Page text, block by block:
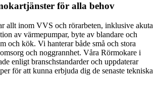
för alla behov
allt inom VVS och rörarbeten, inklusive akuta
av värmepumpar, byte av blandare och
och kök. Vi hanterar både små och stora
och noggrannhet. Våra Rörmokare i
enligt branschstandarder och uppdaterar
för att kunna erbjuda dig de senaste tekniska